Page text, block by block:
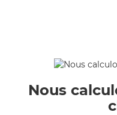
Nous